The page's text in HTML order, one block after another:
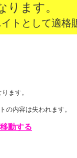
ます。
トとして適格
ます。
の内容は失われます。
動する